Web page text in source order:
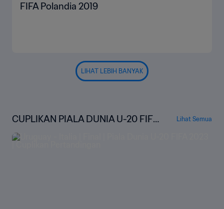
FIFA Polandia 2019
LIHAT LEBIH BANYAK
CUPLIKAN PIALA DUNIA U-20 FIFA
ARGENTINA 2023
Lihat Semua